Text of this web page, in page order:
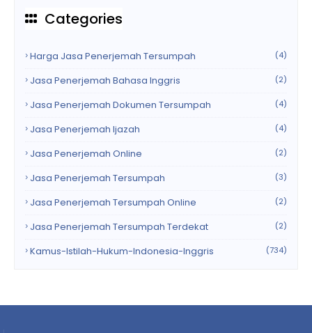
Categories
Harga Jasa Penerjemah Tersumpah (4)
Jasa Penerjemah Bahasa Inggris (2)
Jasa Penerjemah Dokumen Tersumpah (4)
Jasa Penerjemah Ijazah (4)
Jasa Penerjemah Online (2)
Jasa Penerjemah Tersumpah (3)
Jasa Penerjemah Tersumpah Online (2)
Jasa Penerjemah Tersumpah Terdekat (2)
Kamus-Istilah-Hukum-Indonesia-Inggris (734)